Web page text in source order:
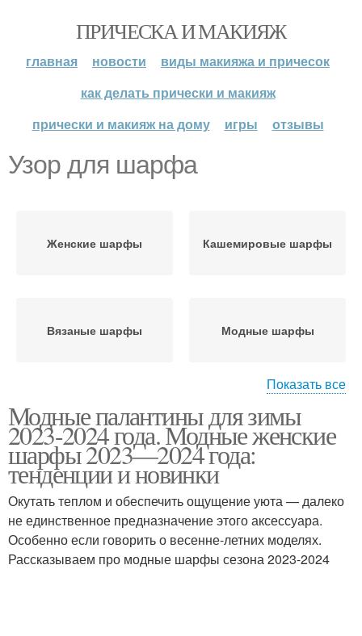
ПРИЧЕСКА И МАКИЯЖ
главная новости
виды макияжа и причесок
как делать прически и макияж
прически и макияж на дому
игры отзывы
Узор для шарфа
Женские шарфы Кашемировые шарфы
Вязаные шарфы Модные шарфы
Шарфы с бахромой Шарфы с помпонами
Меховые шарфы Современные шарфы
Показать все
Модные палантины для зимы
2023-2024 года. Модные женские
шарфы 2023—2024 года:
тенденции и новинки
Окутать теплом и обеспечить ощущение уюта — далеко
не единственное предназначение этого аксессуара.
Особенно если говорить о весенне-летних моделях.
Рассказываем про модные шарфы сезона 2023-2024